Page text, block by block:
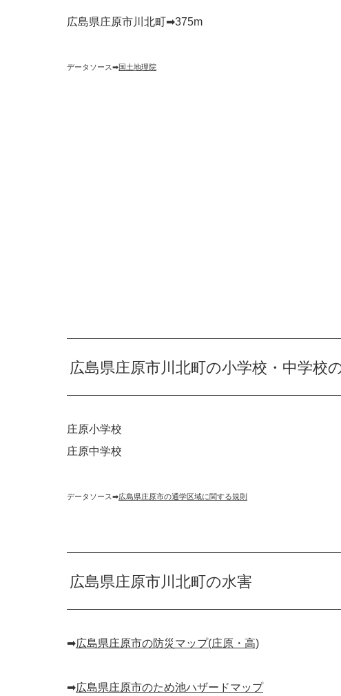
広島県庄原市川北町➡︎375m
データソース➡︎国土地理院
広島県庄原市川北町の小学校・中学校
庄原小学校
庄原中学校
データソース➡︎広島県庄原市の通学区域に関する規則
広島県庄原市川北町の水害
➡︎広島県庄原市の防災マップ(庄原・高)
➡︎広島県庄原市のため池ハザードマップ